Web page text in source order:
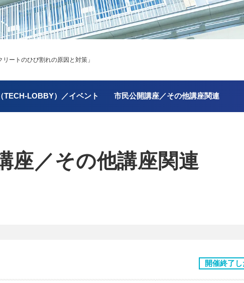
リートのひび割れの原因と対策」
TECH-LOBBY）／イベント 市民公開講座／その他講座関連
座／その他講座関連
開催終了